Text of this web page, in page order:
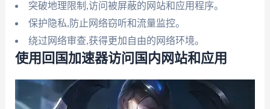
突破地理限制,访问被屏蔽的网站和应用程序。
保护隐私,防止网络窃听和流量监控。
绕过网络审查,获得更加自由的网络环境。
使用回国加速器访问国内网站和应用